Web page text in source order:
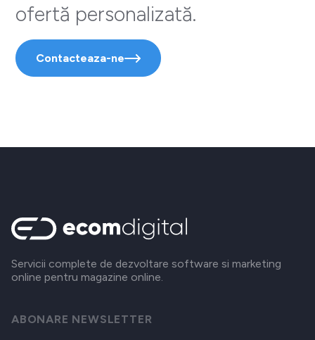
ofertă personalizată.
Contacteaza-ne
Servicii complete de dezvoltare software si marketing
online pentru magazine online.
ABONARE NEWSLETTER